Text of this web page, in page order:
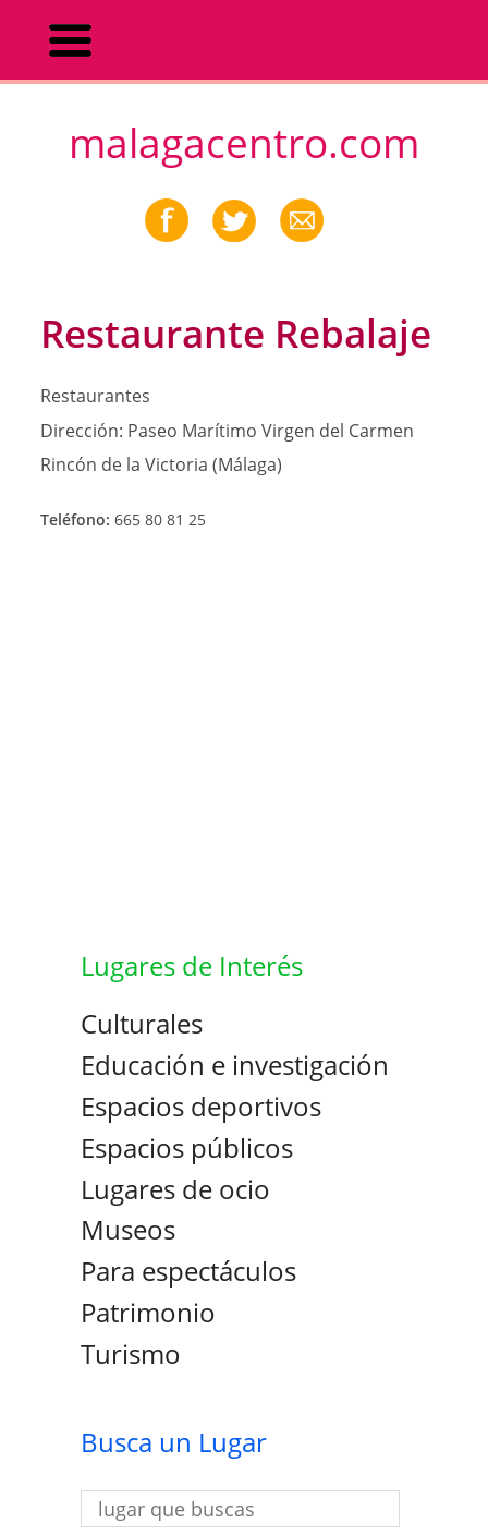
malagacentro.com
Restaurante Rebalaje
Restaurantes
Dirección: Paseo Marítimo Virgen del Carmen
Rincón de la Victoria (Málaga)
Teléfono: 665 80 81 25
Lugares de Interés
Culturales
Educación e investigación
Espacios deportivos
Espacios públicos
Lugares de ocio
Museos
Para espectáculos
Patrimonio
Turismo
Busca un Lugar